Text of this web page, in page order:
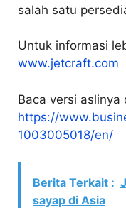
salah satu
Untuk informasi
www.jetcraft.com
Baca versi
https://
1003005018/en/
Berita Terkait :
sayap di Asia